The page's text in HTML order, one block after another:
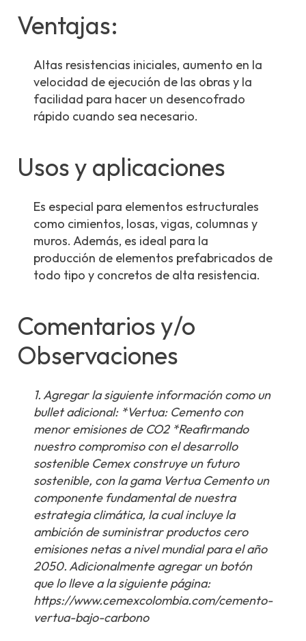
Ventajas:
Altas resistencias iniciales, aumento en la
velocidad de ejecución de las obras y la
facilidad para hacer un desencofrado
rápido cuando sea necesario.
Usos y aplicaciones
Es especial para elementos estructurales
como cimientos, losas, vigas, columnas y
muros. Además, es ideal para la
producción de elementos prefabricados de
todo tipo y concretos de alta resistencia.
Comentarios y/o
Observaciones
1. Agregar la siguiente información como un
bullet adicional: *Vertua: Cemento con
menor emisiones de CO2 *Reafirmando
nuestro compromiso con el desarrollo
sostenible Cemex construye un futuro
sostenible, con la gama Vertua Cemento un
componente fundamental de nuestra
estrategia climática, la cual incluye la
ambición de suministrar productos cero
emisiones netas a nivel mundial para el año
2050. Adicionalmente agregar un botón
que lo lleve a la siguiente página:
https://www.cemexcolombia.com/cemento-
vertua-bajo-carbono